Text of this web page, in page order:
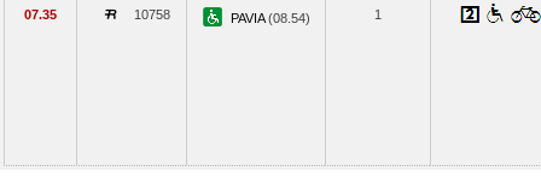
07.35 10758 PAVIA(08.54) 1